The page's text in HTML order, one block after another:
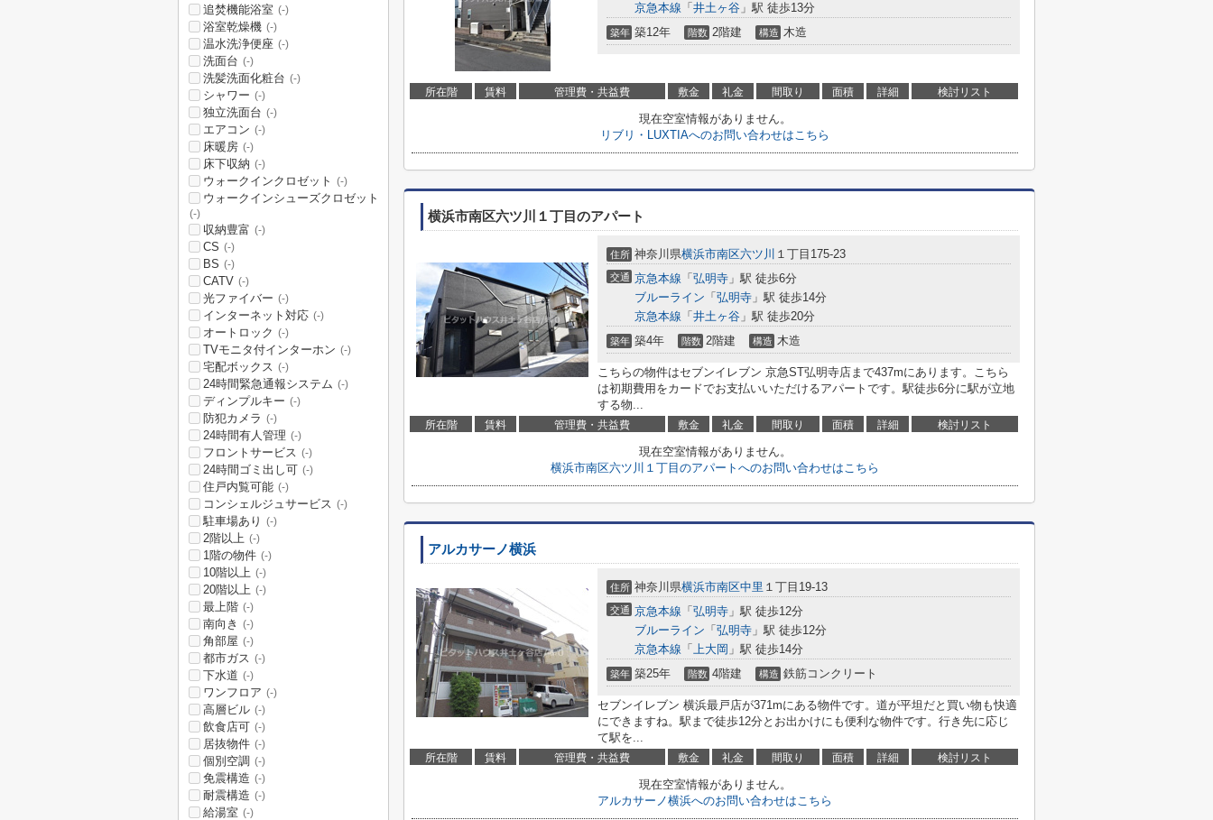
京急本線 「 井土ヶ谷 」駅 徒歩13分
築年 築12年 階数 2階建 構造 木造
所在階 賃料 管理費・共益費 敷金 礼金 間取り 面積 詳細 検討リスト
現在空室情報がありません。
リブリ・LUXTIAへのお問い合わせはこちら
横浜市南区六ツ川１丁目のアパート
住所 神奈川県横浜市南区六ツ川 １丁目175-23
交通 京急本線 「 弘明寺 」駅 徒歩6分
ブルーライン 「 弘明寺 」駅 徒歩14分
京急本線 「 井土ヶ谷 」駅 徒歩20分
築年 築4年 階数 2階建 構造 木造
こちらの物件はセブンイレブン 京急ST弘明寺店まで437mにあります。こちら
は初期費用をカードでお支払いいただけるアパートです。駅徒歩6分に駅が立地
する物...
所在階 賃料 管理費・共益費 敷金 礼金 間取り 面積 詳細 検討リスト
現在空室情報がありません。
横浜市南区六ツ川１丁目のアパートへのお問い合わせはこちら
アルカサーノ横浜
住所 神奈川県横浜市南区中里 １丁目19-13
交通 京急本線 「 弘明寺 」駅 徒歩12分
ブルーライン 「 弘明寺 」駅 徒歩12分
京急本線 「 上大岡 」駅 徒歩14分
築年 築25年 階数 4階建 構造 鉄筋コンクリート
セブンイレブン 横浜最戸店が371mにある物件です。道が平坦だと買い物も快適
にできますね。駅まで徒歩12分とお出かけにも便利な物件です。行き先に応じ
て駅を...
所在階 賃料 管理費・共益費 敷金 礼金 間取り 面積 詳細 検討リスト
現在空室情報がありません。
アルカサーノ横浜へのお問い合わせはこちら
追焚機能浴室 (-)
浴室乾燥機 (-)
温水洗浄便座 (-)
洗面台 (-)
洗髪洗面化粧台 (-)
シャワー (-)
独立洗面台 (-)
エアコン (-)
床暖房 (-)
床下収納 (-)
ウォークインクロゼット (-)
ウォークインシューズクロゼット
(-)
収納豊富 (-)
CS (-)
BS (-)
CATV (-)
光ファイバー (-)
インターネット対応 (-)
オートロック (-)
TVモニタ付インターホン (-)
宅配ボックス (-)
24時間緊急通報システム (-)
ディンプルキー (-)
防犯カメラ (-)
24時間有人管理 (-)
フロントサービス (-)
24時間ゴミ出し可 (-)
住戸内覧可能 (-)
コンシェルジュサービス (-)
駐車場あり (-)
2階以上 (-)
1階の物件 (-)
10階以上 (-)
20階以上 (-)
最上階 (-)
南向き (-)
角部屋 (-)
都市ガス (-)
下水道 (-)
ワンフロア (-)
高層ビル (-)
飲食店可 (-)
居抜物件 (-)
個別空調 (-)
免震構造 (-)
耐震構造 (-)
給湯室 (-)